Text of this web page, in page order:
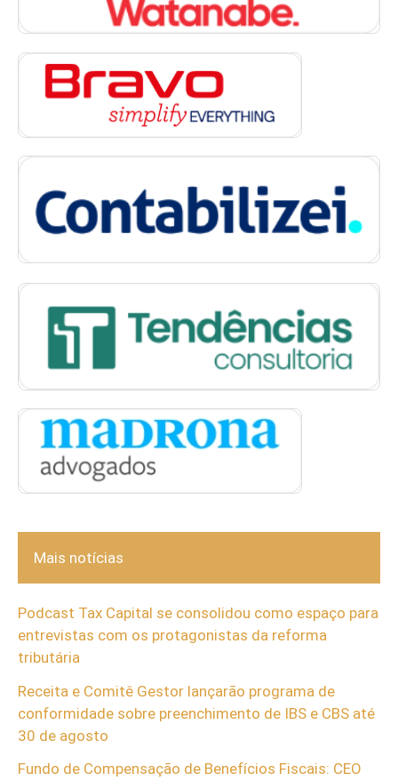
Mais notícias
Podcast Tax Capital se consolidou como espaço para
entrevistas com os protagonistas da reforma
tributária
Receita e Comitê Gestor lançarão programa de
conformidade sobre preenchimento de IBS e CBS até
30 de agosto
Fundo de Compensação de Benefícios Fiscais: CEO